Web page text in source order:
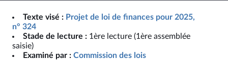
Texte visé : Projet de loi de finances pour 2025,
n° 324
Stade de lecture : 1ère lecture (1ère assemblée
saisie)
Examiné par : Commission des lois